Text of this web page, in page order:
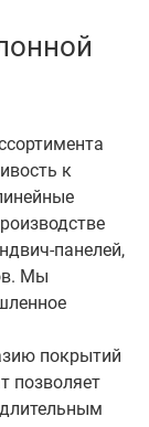
к
панелей,
Мы
покрытий
позволяет